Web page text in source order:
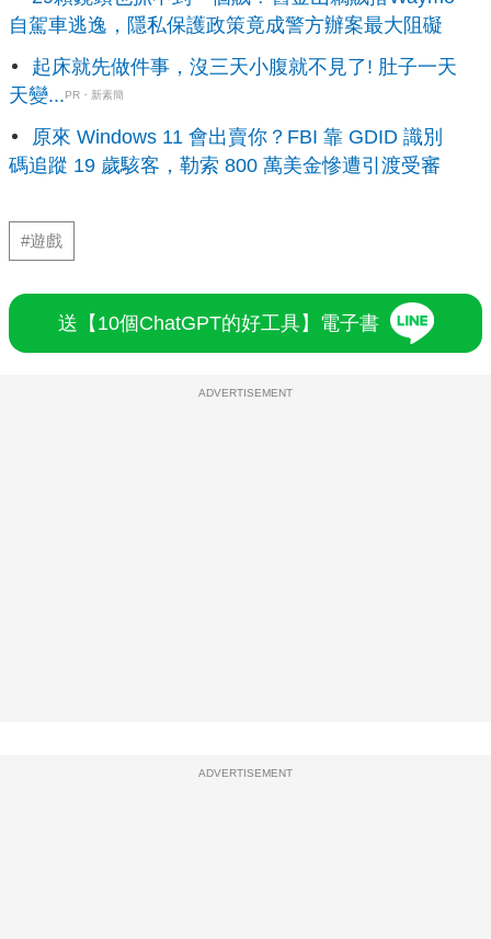
自駕車逃逸，隱私保護政策竟成警方辦案最大阻礙
起床就先做件事，沒三天小腹就不見了! 肚子一天
天變...PR・新素簡
原來 Windows 11 會出賣你？FBI 靠 GDID 識別
碼追蹤 19 歲駭客，勒索 800 萬美金慘遭引渡受審
#遊戲
送【10個ChatGPT的好工具】電子書
ADVERTISEMENT
ADVERTISEMENT